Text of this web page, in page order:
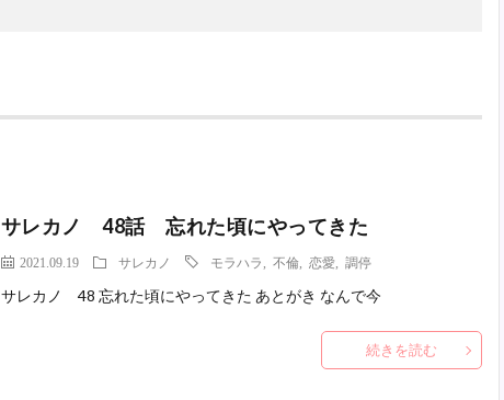
サレカノ 48話 忘れた頃にやってきた
2021.09.19 サレカノ モラハラ 不倫, 恋愛, 調停
サレカノ 48 忘れた頃にやってきた あとがき なんで今
続きを読む